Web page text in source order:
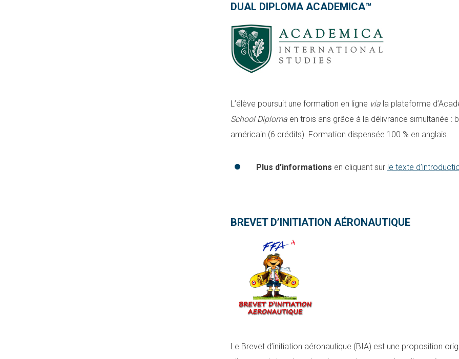
DUAL DIPLOMA ACADEMICA™
L’élève poursuit une formation en ligne via la plateforme
School Diploma en trois ans grâce à la délivrance simultanée
américain (6 crédits). Formation dispensée 100 % en anglais.
Plus d’informations en cliquant sur le texte
BREVET D’INITIATION AÉRONAUTIQUE
Le Brevet d’initiation aéronautique (BIA) est une proposition